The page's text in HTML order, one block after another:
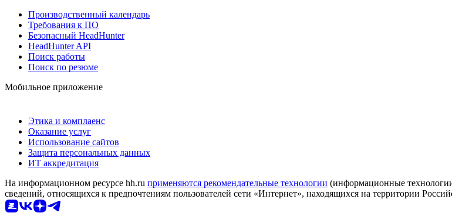
Производственный календарь
Требования к ПО
Безопасный HeadHunter
HeadHunter API
Поиск работы
Поиск по резюме
Мобильное приложение
Этика и комплаенс
Оказание услуг
Использование сайтов
Защита персональных данных
ИТ аккредитация
На информационном ресурсе hh.ru применяются рекомендательные технологии (информационные
сведений, относящихся к предпочтениям пользователей сети «Интернет», находящихся на территории